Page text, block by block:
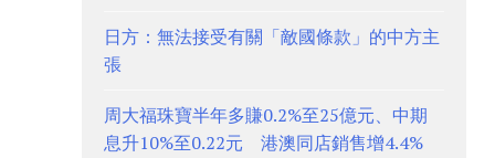
日方：無法接受有關「敵國條款」的中方主
張
周大福珠寶半年多賺0.2%至25億元、中期
息升10%至0.22元 港澳同店銷售增4.4%